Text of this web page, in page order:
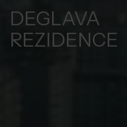
DEGLAVA
REZIDENCE